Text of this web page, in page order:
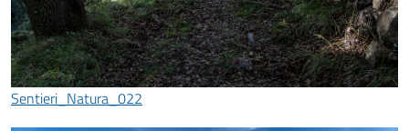
Sentieri_Natura_022